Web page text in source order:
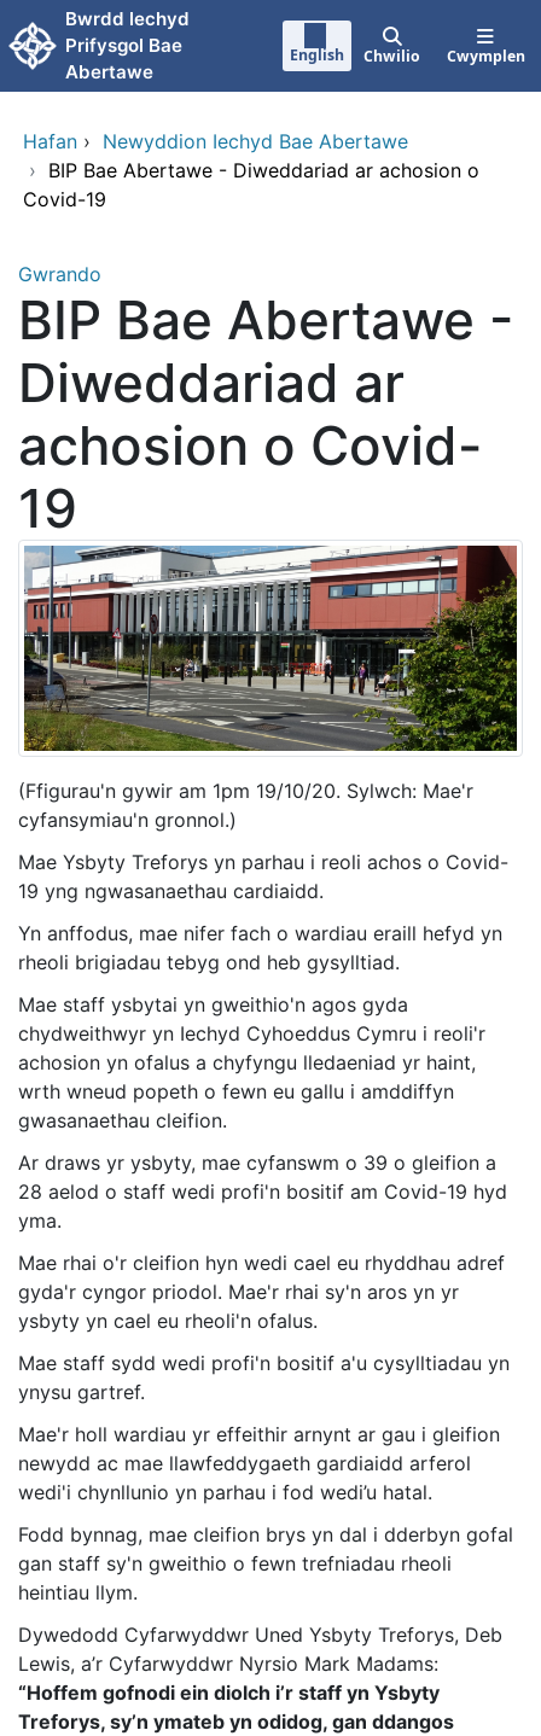
Neidio i'r prif gynnwy
Bwrdd lechyd
Prifysgol Bae
Abertawe
English Chwilio Cwymplen
Hafan › Newyddion Iechyd Bae Abertawe
› BIP Bae Abertawe - Diweddariad ar achosion o
Covid-19
Gwrando
BIP Bae Abertawe -
Diweddariad ar
achosion o Covid-
19
(Ffigurau'n gywir am 1pm 19/10/20. Sylwch: Mae'r
cyfansymiau'n gronnol.)
Mae Ysbyty Treforys yn parhau i reoli achos o Covid-
19 yng ngwasanaethau cardiaidd.
Yn anffodus, mae nifer fach o wardiau eraill hefyd yn
rheoli brigiadau tebyg ond heb gysylltiad.
Mae staff ysbytai yn gweithio'n agos gyda
chydweithwyr yn Iechyd Cyhoeddus Cymru i reoli'r
achosion yn ofalus a chyfyngu lledaeniad yr haint,
wrth wneud popeth o fewn eu gallu i amddiffyn
gwasanaethau cleifion.
Ar draws yr ysbyty, mae cyfanswm o 39 o gleifion a
28 aelod o staff wedi profi'n bositif am Covid-19 hyd
yma.
Mae rhai o'r cleifion hyn wedi cael eu rhyddhau adref
gyda'r cyngor priodol. Mae'r rhai sy'n aros yn yr
ysbyty yn cael eu rheoli'n ofalus.
Mae staff sydd wedi profi'n bositif a'u cysylltiadau yn
ynysu gartref.
Mae'r holl wardiau yr effeithir arnynt ar gau i gleifion
newydd ac mae llawfeddygaeth gardiaidd arferol
wedi'i chynllunio yn parhau i fod wedi’u hatal.
Fodd bynnag, mae cleifion brys yn dal i dderbyn gofal
gan staff sy'n gweithio o fewn trefniadau rheoli
heintiau llym.
Dywedodd Cyfarwyddwr Uned Ysbyty Treforys, Deb
Lewis, a’r Cyfarwyddwr Nyrsio Mark Madams:
“Hoffem gofnodi ein diolch i’r staff yn Ysbyty
Treforys, sy’n ymateb yn odidog, gan ddangos